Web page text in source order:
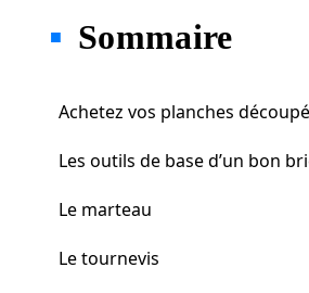
Sommaire
Achetez vos planches
Les outils de base d’un bon
Le marteau
Le tournevis